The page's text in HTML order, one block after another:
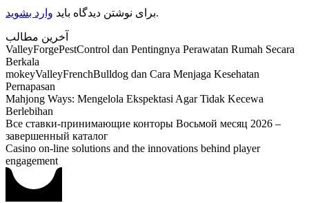
برای نوشتن دیدگاه باید وارد بشوید .
آخرین مطالب
ValleyForgePestControl dan Pentingnya Perawatan Rumah Secara
Berkala
mokeyValleyFrenchBulldog dan Cara Menjaga Kesehatan
Pernapasan
Mahjong Ways: Mengelola Ekspektasi Agar Tidak Kecewa
Berlebihan
Все ставки-принимающие конторы Восьмой месяц 2026 –
завершенный каталог
Casino on-line solutions and the innovations behind player
engagement